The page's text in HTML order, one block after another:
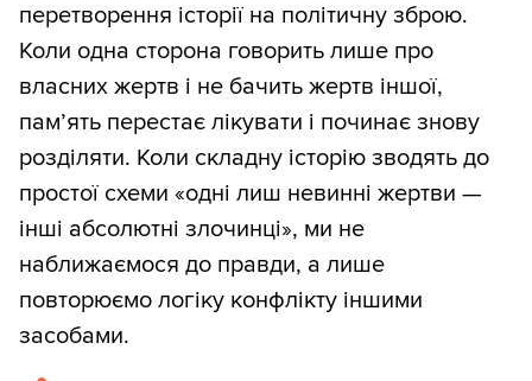
перетворення історії на політичну зброю.
Коли одна сторона говорить лише про
власних жертв і не бачить жертв іншої,
пам’ять перестає лікувати і починає знову
розділяти. Коли складну історію зводять до
простої схеми «одні лиш невинні жертви —
інші абсолютні злочинці», ми не
наближаємося до правди, а лише
повторюємо логіку конфлікту іншими
засобами.